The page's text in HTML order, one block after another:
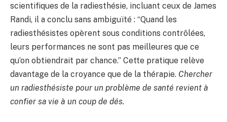
scientifiques de la radiesthésie, incluant ceux de James
Randi, il a conclu sans ambiguïté : “Quand les
radiesthésistes opèrent sous conditions contrôlées,
leurs performances ne sont pas meilleures que ce
qu’on obtiendrait par chance.” Cette pratique relève
davantage de la croyance que de la thérapie. Chercher
un radiesthésiste pour un problème de santé revient à
confier sa vie à un coup de dés.